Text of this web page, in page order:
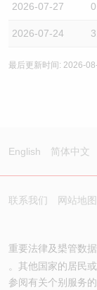
2026-07-27
2026-07-24
最后更新时间: 2026-
English 简体中文
联系我们 网站地图
重要法律及槼管数
。其他国家的居民
参阅有关个别服务